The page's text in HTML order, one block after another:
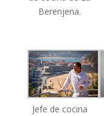
Berenjena.
Jefe de cocina